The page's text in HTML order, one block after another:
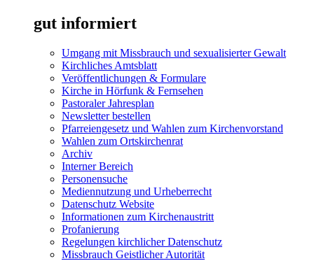
gut informiert
Umgang mit Missbrauch und sexualisierter Gewalt
Kirchliches Amtsblatt
Veröffentlichungen & Formulare
Kirche in Hörfunk & Fernsehen
Pastoraler Jahresplan
Newsletter bestellen
Pfarreiengesetz und Wahlen zum Kirchenvorstand
Wahlen zum Ortskirchenrat
Archiv
Interner Bereich
Personensuche
Mediennutzung und Urheberrecht
Datenschutz Website
Informationen zum Kirchenaustritt
Profanierung
Regelungen kirchlicher Datenschutz
Missbrauch Geistlicher Autorität